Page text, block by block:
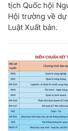
tịch Quốc hội
Hội trường về
Luật Xuất bản.